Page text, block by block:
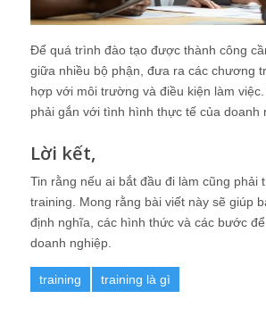
Để quá trình đào tạo được thành công
giữa nhiều bộ phận, đưa ra các chương
hợp với môi trường và điều kiện làm
phải gắn với tình hình thực tế của doanh
Lời kết,
Tin rằng nếu ai bắt đầu đi làm cũng phải
training. Mong rằng bài viết này sẽ giúp
định nghĩa, các hình thức và các bước
doanh nghiệp.
training training là gì